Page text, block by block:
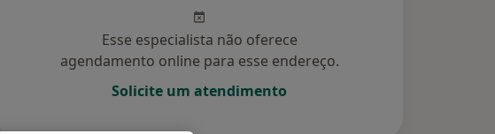
Esse especialista não oferece
agendamento online para esse endereço.
Solicite um atendimento